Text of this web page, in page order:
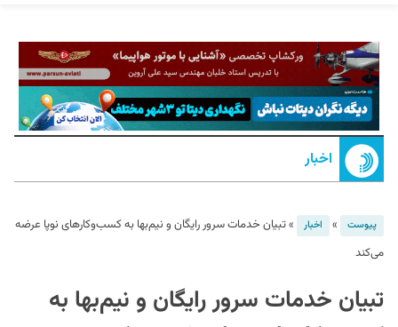
اخبار
پیوست » اخبار »تبیان خدمات سرور رایگان و نیم‌بها به کسب‌وکارهای نوپا عرضه
می‌کند
تبیان خدمات سرور رایگان و نیم‌بها به